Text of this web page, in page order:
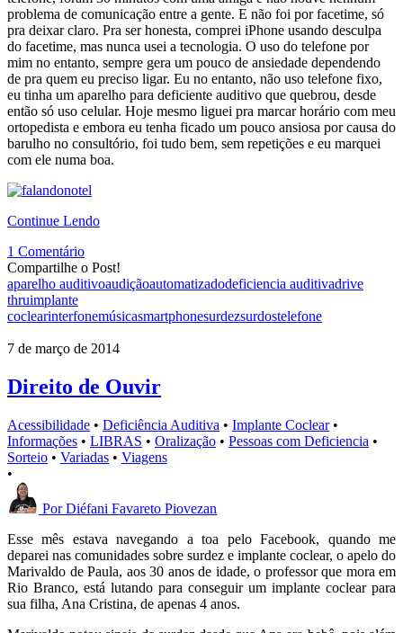
problema de comunicação entre a gente. E não foi por facetime, só
pra deixar claro. Pra ser honesta, comprei iPhone usando desculpa
do facetime, mas nunca usei a tecnologia. O uso do telefone por
mim no entanto, sempre gera um pouco de ansiedade dependendo
de pra quem eu preciso ligar. Eu no entanto, não uso telefone fixo,
eu tinha um aparelho para deficiente auditivo que quebrou, desde
então só uso celular. Hoje mesmo liguei pra marcar horário com meu
ortopedista e embora eu tenha ficado um pouco ansiosa por causa do
barulho no consultório, foi tudo bem, sem repetições e eu marquei
com ele numa boa.
Continue Lendo
1 Comentário
Compartilhe o Post!
aparelho auditivoaudiçãoautomatizadodeficiencia auditivadrive
thruimplante
coclearinterfonemúsicasmartphonesurdezsurdostelefone
7 de março de 2014
Direito de Ouvir
Acessibilidade • Deficiência Auditiva • Implante Coclear •
Informações • LIBRAS • Oralização • Pessoas com Deficiencia •
Sorteio • Variadas • Viagens
•
Por Diéfani Favareto Piovezan
Esse mês estava navegando a toa pelo Facebook, quando me
deparei nas comunidades sobre surdez e implante coclear, o apelo do
Marivaldo de Paula, aos 30 anos de idade, o professor que mora em
Rio Branco, está lutando para conseguir um implante coclear para
sua filha, Ana Cristina, de apenas 4 anos.